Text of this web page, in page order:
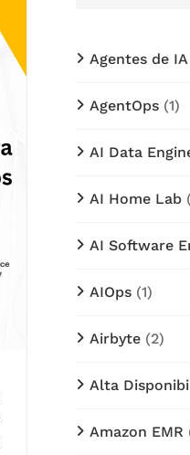
Agentes de IA
AgentOps (1)
AI Data
AI Home Lab
AI Software
AIOps (1)
Airbyte (2)
Alta
Amazon EMR